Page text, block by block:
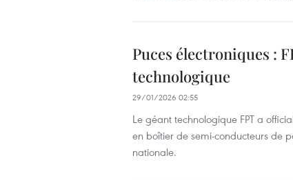
Puces électroniques :
technologique
29/01/2026 02:55
Le géant technologique FPT a
en boîtier de semi-conducteurs de
nationale.